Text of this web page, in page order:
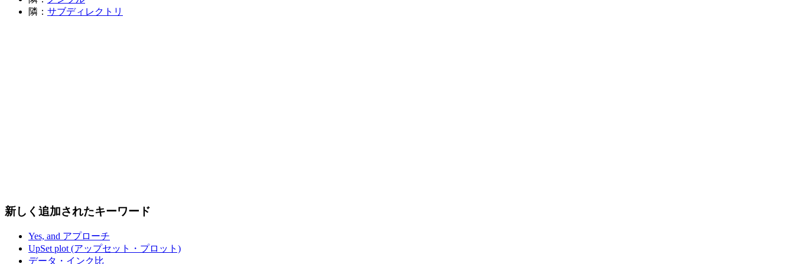
隣： サブディレクトリ
新しく追加されたキーワード
Yes, and アプローチ
UpSet plot (アップセット・プロット)
データ・インク比